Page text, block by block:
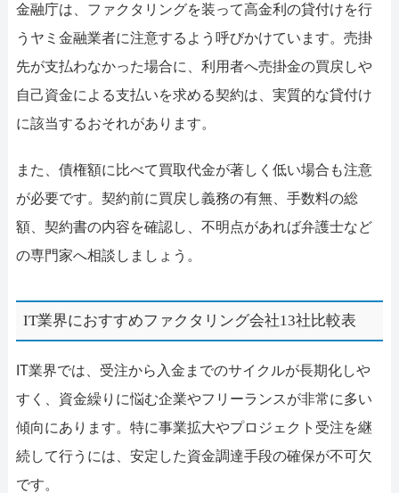
金融庁は、ファクタリングを装って高金利の貸付けを行
うヤミ金融業者に注意するよう呼びかけています。売掛
先が支払わなかった場合に、利用者へ売掛金の買戻しや
自己資金による支払いを求める契約は、実質的な貸付け
に該当するおそれがあります。
また、債権額に比べて買取代金が著しく低い場合も注意
が必要です。契約前に買戻し義務の有無、手数料の総
額、契約書の内容を確認し、不明点があれば弁護士など
の専門家へ相談しましょう。
IT業界におすすめファクタリング会社13社比較表
IT業界では、受注から入金までのサイクルが長期化しや
すく、資金繰りに悩む企業やフリーランスが非常に多い
傾向にあります。特に事業拡大やプロジェクト受注を継
続して行うには、安定した資金調達手段の確保が不可欠
です。